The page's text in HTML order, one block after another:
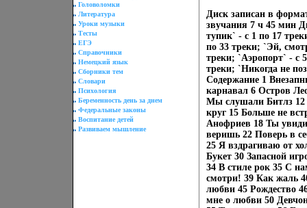
Головоломки
Литература
Уроки музыки
Тесты
ЕГЭ
Справочники
Немецкий язык
Сборники тем
Словари
Психология
Беременность день за днем
Федеральные законы
Воспитание детей
Развиваем мышление
Диск записан в
звучания 7 ч 45 мин
тупик` - с 1 по 17
по 33 треки; `Эй,
треки; `Аэропорт` - с
треки; `Никогда не
Содержание 1
карнавал 6 Остров
Мы слушали Битлз 12
круг 15 Больше не
Анофриев 18 Ты
веришь 22 Поверь в
25 Я вздрагиваю от
Букет 30 Запасной
34 В стиле рок 35 С
смотри! 39 Как жаль
любви 45 Рождество
мне о любви 50